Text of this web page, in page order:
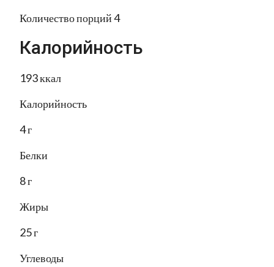
Количество порций 4
Калорийность
193 ккал
Калорийность
4 г
Белки
8 г
Жиры
25 г
Углеводы